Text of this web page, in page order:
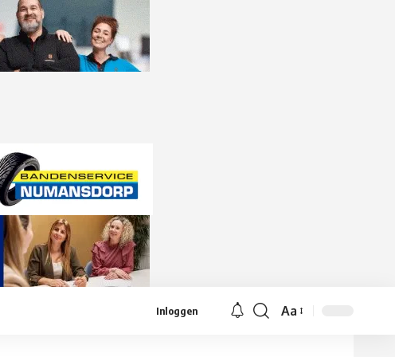
Inloggen
Lettergrootte
Aa